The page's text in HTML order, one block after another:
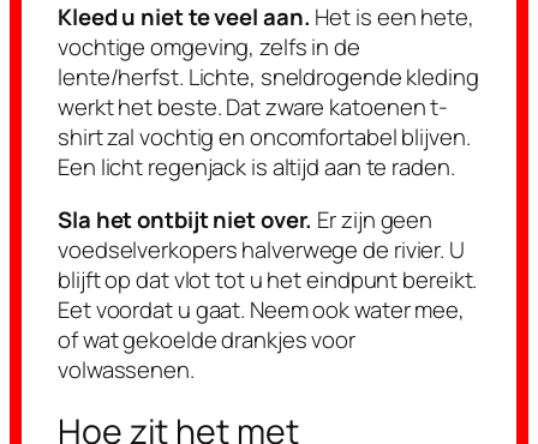
Kleed u niet te veel aan. Het is een hete,
vochtige omgeving, zelfs in de
lente/herfst. Lichte, sneldrogende kleding
werkt het beste. Dat zware katoenen t-
shirt zal vochtig en oncomfortabel blijven.
Een licht regenjack is altijd aan te raden.
Sla het ontbijt niet over. Er zijn geen
voedselverkopers halverwege de rivier. U
blijft op dat vlot tot u het eindpunt bereikt.
Eet voordat u gaat. Neem ook water mee,
of wat gekoelde drankjes voor
volwassenen.
Hoe zit het met